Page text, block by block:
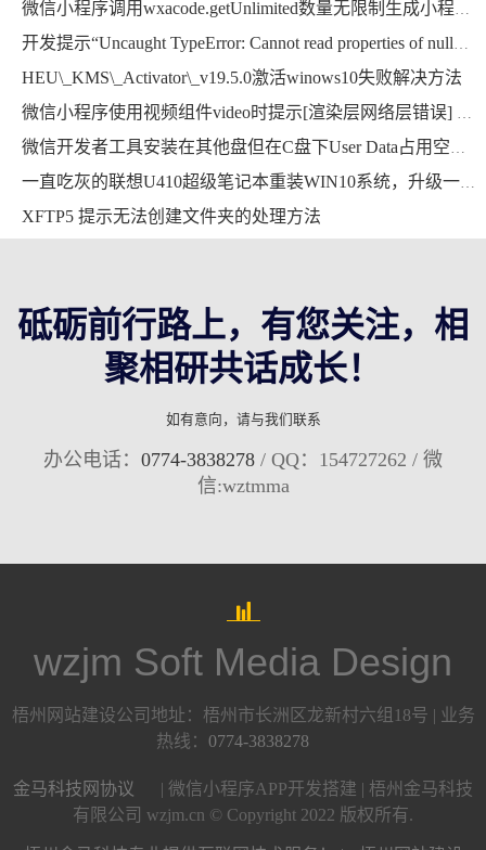
微信小程序调用wxacode.getUnlimited数量无限制生成小程序码功能开发完整版微信小程序
开发提示“Uncaught TypeError: Cannot read properties of null”错误的解决方法
HEU\_KMS\_Activator\_v19.5.0激活winows10失败解决方法
微信小程序使用视频组件video时提示[渲染层网络层错误] Failed to load media错误的解决方法
微信开发者工具安装在其他盘但在C盘下User Data占用空间超大，能删掉吗？用mklink提示当文件已存在时，无法创建该文件
一直吃灰的联想U410超级笔记本重装WIN10系统，升级一下硬件继续战斗
XFTP5 提示无法创建文件夹的处理方法
砥砺前行路上，有您关注，相
聚相研共话成长！
如有意向，请与我们联系
办公电话： 0774-3838278 / QQ：154727262 / 微
信:wztmma
wzjm Soft Media Design
梧州网站建设公司地址：梧州市长洲区龙新村六组18号 | 业务
热线： 0774-3838278
金马科技网协议
| 微信小程序APP开发搭建 | 梧州金马科技
有限公司 wzjm.cn © Copyright 2022 版权所有.